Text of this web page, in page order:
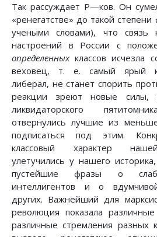
Так рассуждает Ρ—ков. Он
«ренегатстве» до такой
учеными словами), что связь
настроений в России с
определенныхклассов исчезла
веховец, т. е. самый ярый
либерал, не станет спорить
реакции зреют новые силы,
ликвидаторского
отвернулись лучшие из
подписаться под этим.
классовый характер
улетучились у нашего
пустейшие фразы о
интеллигентов и о
других. Важнейший для
революция показала
различные стремления разных